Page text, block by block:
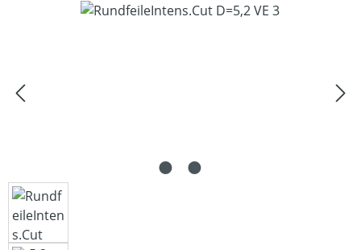
Bildergalerie überspringen